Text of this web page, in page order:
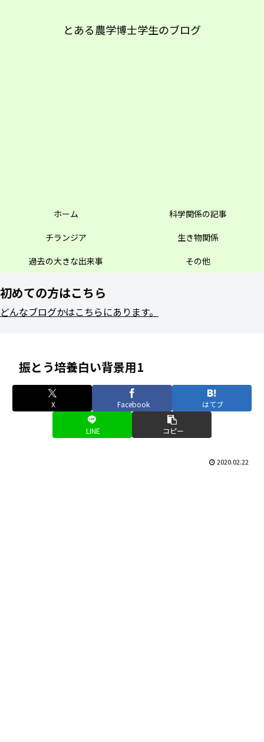
とある農学博士学生のブログ
ホーム
科学関係の記事
チランジア
生き物関係
過去の大きな出来事
その他
初めての方はこちら
どんなブログかはこちらにあります。
振とう培養白い背景用1
X Facebook はてブ
LINE コピー
2020.02.22